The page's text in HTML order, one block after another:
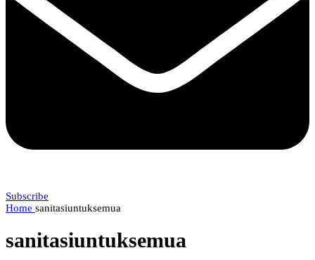
Subscribe
Home sanitasiuntuksemua
sanitasiuntuksemua